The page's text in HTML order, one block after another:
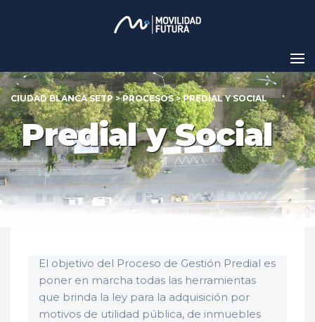
CIUDAD BLANCA SETP>PROCESOS>PREDIAL Y SOCIAL
Predial y Social
El objetivo del Proceso de Gestión Predial es
poner en marcha todas las herramientas
que brinda la ley para la adquisición por
motivos de utilidad pública, de inmuebles